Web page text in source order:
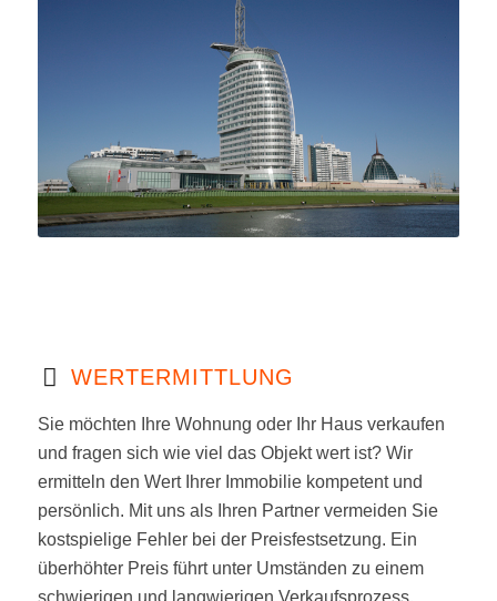
WERTERMITTLUNG
Sie möchten Ihre Wohnung oder Ihr Haus verkaufen
und fragen sich wie viel das Objekt wert ist? Wir
ermitteln den Wert Ihrer Immobilie kompetent und
persönlich. Mit uns als Ihren Partner vermeiden Sie
kostspielige Fehler bei der Preisfestsetzung. Ein
überhöhter Preis führt unter Umständen zu einem
schwierigen und langwierigen Verkaufsprozess.